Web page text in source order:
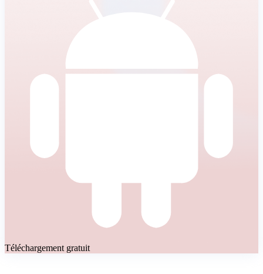
Téléchargement gratuit